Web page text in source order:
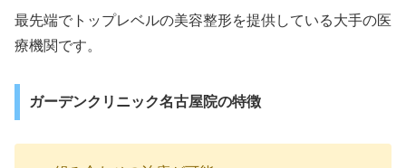
最先端でトップレベルの美容整形を提供している大手の医
療機関です。
ガーデンクリニック名古屋院の特徴